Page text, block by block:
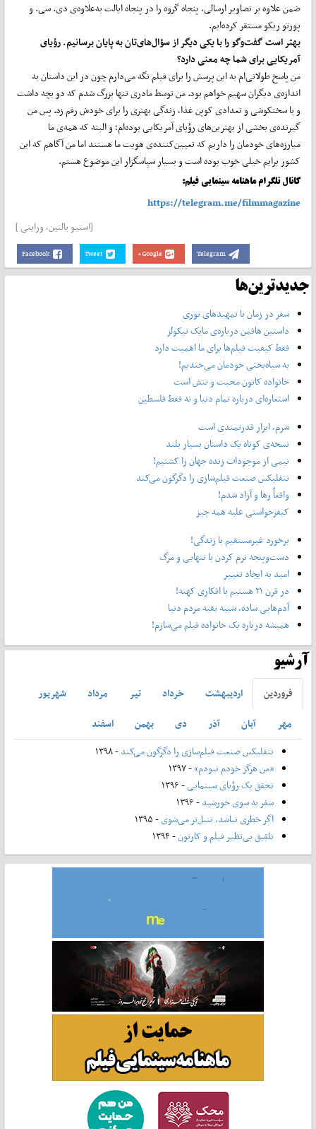
ضمن علاوه بر تصاویر ارسالی، پنجاه گروه را در پنجاه ایالت به‌علاوه‌ی دی. سی. و
پورتو ریکو مستقر کرده‌ایم.
بهتر است گفت‌وگو را با یکی دیگر از سؤال‌های‌تان به پایان برسانیم. رؤیای
آمریکایی برای شما چه معنی دارد؟
من پاسخ طولانی‌ام به این پرسش را برای فیلم نگه می‌دارم چون در این داستان به
اندازه‌ی دیگران سهیم خواهم بود. من توسط مادری تنها بزرگ شدم که دو بچه داشت
و با سختکوشی و تعدادی کوپن غذا، زندگی بهتری را برای خودش رقم زد. پس من
گیرنده‌ی بخشی از بهترین‌های رؤیای آمریکایی بوده‌ام؛ و البته که همه‌ی ما
مبارزه‌های خودمان را داریم که تعیین‌کننده‌ی هویت ما هستند اما من آگاهم که این
کشور برایم خیلی خوب بوده است و بسیار سپاسگزار این موضوع هستم.
کانال تلگرام ماهنامه سینمایی فیلم:
https://telegram.me/filmmagazine
[استیو بالتین، ورایتی ]
Facebook Tweet Google+ Telegram
جدیدترین‌ها
سفر در زمان با تمهیدهای نوری
داستین هافمن درباره‌ی مایک نیکولز
فقط کیفیت فیلم‌ها برای ما اهمیت دارد
به سیاه‌بختی خودمان می‌خندیم!
خانواده کانون محبت و تنش است
استعاره‌ای درباره تمام دنیا و نه فقط فلسطین
شرم، ابزار قدرتمندی است
نسخه‌ی کوتاه یک داستان بسیار بلند
نیمی از موجودات زنده جهان را کشتیم!
نتفلیکس صنعت فیلم‌سازی را دگرگون می‌کند
واقعاً رها و آزاد شدم!
کیفرخواستی علیه همه چیز
برخورد غیرمستقیم با زندگی!
دست‌وپنجه نرم کردن با تنهایی و مرگ
امید به ایجاد تغییر
در قرن ۲۱ هستیم با افکاری کهنه!
آدم‌هایی ساده، شبیه بقیه مردم دنیا
همیشه درباره یک خانواده فیلم می‌سازم!
آرشیو
فروردين ارديبهشت خرداد تير مرداد
شهريور
مهر
آبان آذر دی بهمن
اسفند
نتفلیکس صنعت فیلم‌سازی را دگرگون می‌کند- ۱۳۹۸
«من هرگز خودم نبودم»- ۱۳۹۷
تحقق یک رؤیای سینمایی- ۱۳۹۶
سفر به سوی خورشید- ۱۳۹۶
اگر خطری نباشد، تنبل‌تر می‌شوی- ۱۳۹۵
تلفیق بی‌نظیر فیلم و کارتون- ۱۳۹۴